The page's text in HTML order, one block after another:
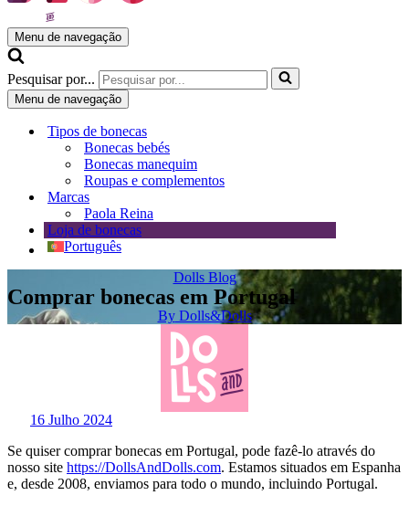
Menu de navegação
Pesquisar por...
Menu de navegação
Tipos de bonecas
Bonecas bebés
Bonecas manequim
Roupas e complementos
Marcas
Paola Reina
Loja de bonecas
Português
Dolls Blog
Comprar bonecas em Portugal
ByDolls&Dolls
16 Julho 2024
Se quiser comprar bonecas em Portugal, pode fazê-lo através do
nosso site https://DollsAndDolls.com. Estamos situados em Espanha
e, desde 2008, enviamos para todo o mundo, incluindo Portugal.